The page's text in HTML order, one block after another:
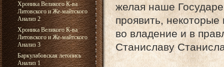
Хроника Великого К-ва
Литовского и Же-майтского
Анализ 2
Хроника Великого К-ва
Литовского и Же-майтского
Анализ 3
Баркулабовская летопись
Анализ 1
желая наше
проявить,
во владение и в
Станиславу